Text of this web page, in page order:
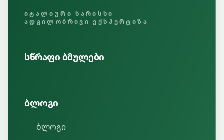
ᲘᲢᲐᲚᲘᲣᲠᲘ ᲮᲐᲠᲘᲡᲮᲘ
ᲐᲓᲒᲘᲚᲝᲑᲠᲘᲕᲘ ᲔᲥᲡᲞᲔᲠᲢᲘᲖᲐ
სწრაფი ბმულები
ბლოგი
ბლოგი